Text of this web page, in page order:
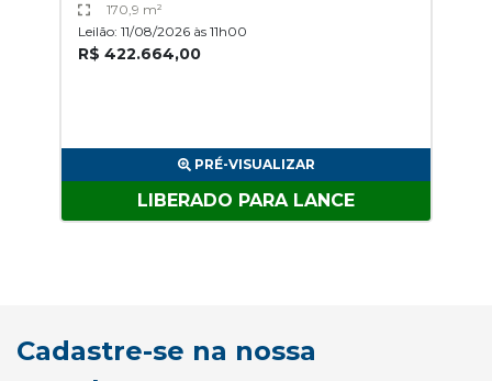
170,9 m²
Leilão: 11/08/2026 às 11h00
R$ 422.664,00
PRÉ-VISUALIZAR
LIBERADO PARA LANCE
Cadastre-se na nossa